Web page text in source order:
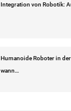
Integration von Robotik:
Humanoide Roboter in
wann…